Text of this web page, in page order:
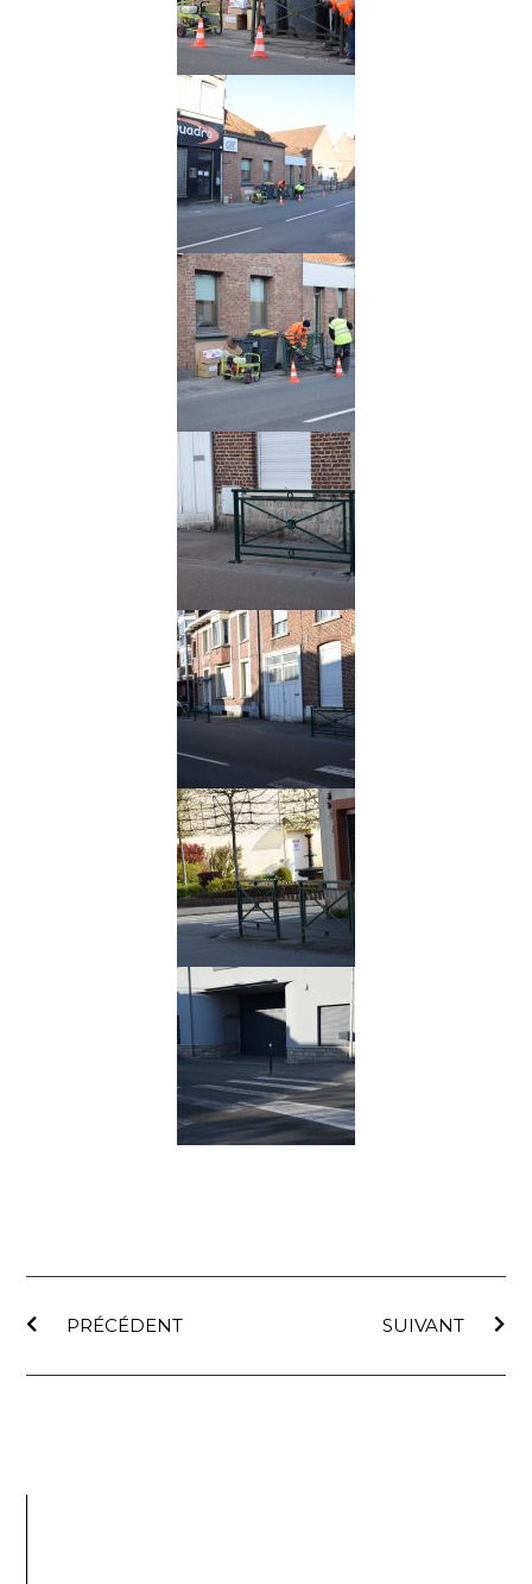
PRÉCÉDENT SUIVANT